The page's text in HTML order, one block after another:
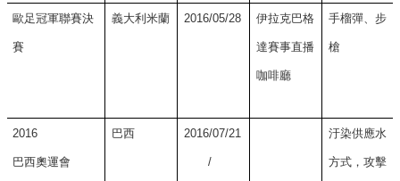
歐足冠軍聯賽決
賽
義大利米蘭 2016/05/28 伊拉克巴格
達賽事直播
咖啡廳
手榴彈、步
槍
2016
巴西奧運會
巴西 2016/07/21
/
汙染供應水
方式，攻擊